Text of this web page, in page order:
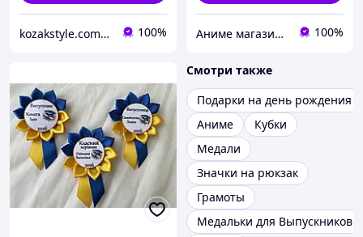
kozakstyle.com. Украинская народная одежда. Патриотическая одежда. Украинские аксессуары и сувениры 100% Аниме магазин Anikoneko 100%
Смотри также
Подарки на день рождения
Аниме
Кубки
Медали
Значки на рюкзак
Грамоты
Медальки для Выпускников